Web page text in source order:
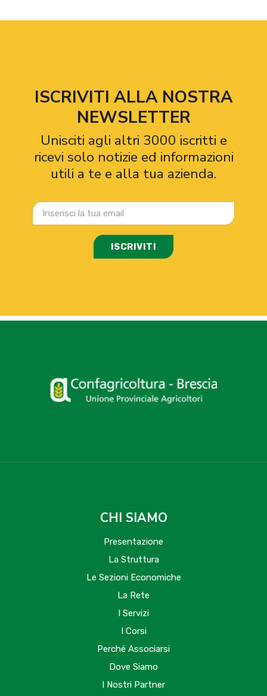
ISCRIVITI ALLA NOSTRA
NEWSLETTER
Unisciti agli altri 3000 iscritti e
ricevi solo notizie ed informazioni
utili a te e alla tua azienda.
ISCRIVITI
CHI SIAMO
Presentazione
La Struttura
Le Sezioni Economiche
La Rete
I Servizi
I Corsi
Perché Associarsi
Dove Siamo
I Nostri Partner